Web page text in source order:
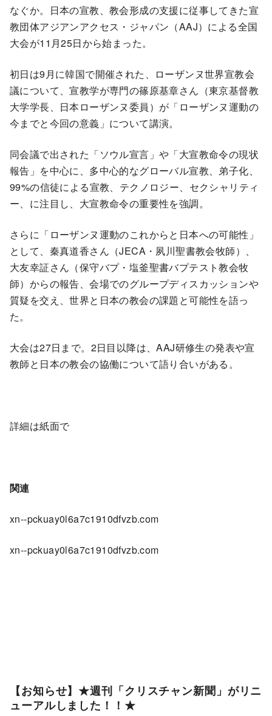
なぐか。日本の宣教、教会形成の支援に従事してきた宣
教団体アジアンアクセス・ジャパン（AAJ）による全国
大会が11月25日から始まった。
初日は9月に韓国で開催された、ローザンヌ世界宣教会
議について、宣教学が専門の篠原基章さん（東京基督教
大学学長、日本ローザンヌ委員）が「ローザンヌ運動の
今までと今回の意義」について講演。
同会議で出された「ソウル宣言」や「大宣教命令の現状
報告」を中心に、多中心的なグローバル宣教、弟子化、
99%の信徒による宣教、テクノロジー、セクシャリティ
ー、に注目し、大宣教命令の重要性を強調。
さらに「ローザンヌ運動のこれからと日本への可能性」
として、 秦真道香さん（JECA・夙川聖書教会牧師）、
大友幸証さん（保守バプ・塩釜聖書バプテスト教会牧
師）からの報告、会場でのグループディスカッションや
質疑を交え、世界と日本の教会の課題と可能性を語っ
た。
大会は27日まで。2日目以降は、AAJ研修生の発表や宣
教師と日本の教会の協働について語り合いがある。
詳細は紙面で
関連
xn--pckuay0l6a7c1910dfvzb.com
xn--pckuay0l6a7c1910dfvzb.com
【お知らせ】★週刊「クリスチャン新聞」がリニ
ューアルしました！！★